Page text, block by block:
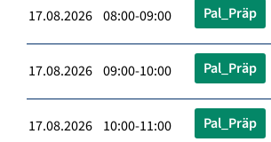
17.08.2026 08:00-09:00 Pal_Präp
17.08.2026 09:00-10:00 Pal_Präp
17.08.2026 10:00-11:00 Pal_Präp